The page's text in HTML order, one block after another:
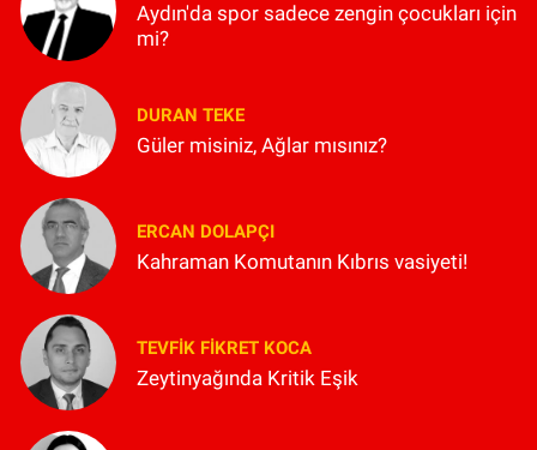
Aydın'da spor sadece zengin çocukları için
mi?
DURAN TEKE
Güler misiniz, Ağlar mısınız?
ERCAN DOLAPÇI
Kahraman Komutanın Kıbrıs vasiyeti!
TEVFIK FIKRET KOCA
Zeytinyağında Kritik Eşik